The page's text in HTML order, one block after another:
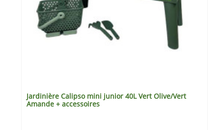
Jardinière Calipso mini junior 40L Vert Olive/Vert
Amande + accessoires